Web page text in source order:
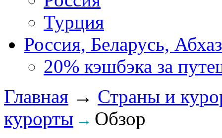
Турция
Россия, Беларусь,
20% кэшбэка за
Главная → Страны и
курорты → Обзор